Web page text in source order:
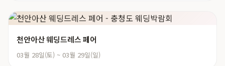
천안아산 웨딩드레스 페어
03월 28일(토) ~ 03월 29일(일)